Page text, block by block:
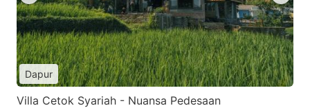
Dapur
Villa Cetok Syariah - Nuansa Pedesaan